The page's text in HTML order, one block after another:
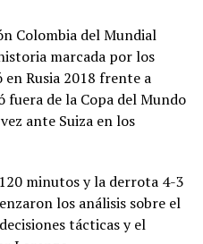
transformaron
se llenaron de
utilizaron el humor como
mundialista, recordando
la risa aparece incluso en
Colombia del Mundial
marcada por los
Rusia 2018 frente a
de la Copa del Mundo
ante Suiza en los
minutos y la derrota 4-3
los análisis sobre el
tácticas y el